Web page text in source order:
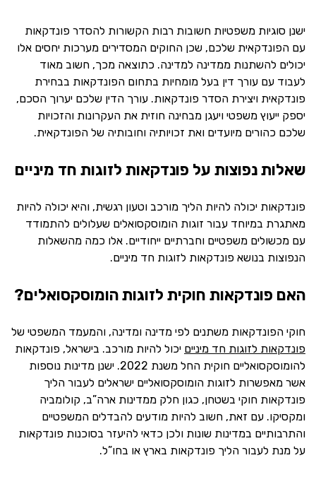
ישנן סוגיות משפטיות חשובות רבות הקשורות להסדר פונדקאות
עם הפונדקאית שלכם, שכן החוקים המסדירים מערכות יחסים אלו
יכולים להשתנות ממדינה למדינה. כתוצאה מכך, חשוב מאוד
לעבוד עם עורך דין בעל מומחיות בתחום הפונדקאות בבחירת
פונדקאית ויצירת הסדר פונדקאות. עורך הדין שלכם יערוך הסכם,
יספק ייעוץ משפטי ויעגן מבחינה חוזית את העקרונות והזכויות
שלכם כהורים מיועדים ואת זכויותיה וחובותיה של הפונדקאית.
שאלות נפוצות על פונדקאות לזוגות חד מיניים
פונדקאות יכולה להיות הליך מורכב וטעון רגשית, והיא יכולה להיות
מאתגרת במיוחד עבור זוגות הומוסקסואלים שעלולים להתמודד
עם מכשולים משפטיים וחברתיים ייחודיים. אלו כמה מהשאלות
הנפוצות בנושא פונדקאות לזוגות חד מיניים.
האם פונדקאות חוקית לזוגות הומוסקסואלים?
חוקי הפונדקאות משתנים לפי מדינה ומדינה, והמעמד המשפטי של
פונדקאות לזוגות חד מיניים יכול להיות מורכב. בישראל, פונדקאות
להומוסקסואליים חוקית החל משנת 2022. ישנן מדינות נוספות
אשר מאפשרות לזוגות הומוסקסואליים ישראלים לעבור הליך
פונדקאות חוקי בשטחן, כגון חלק ממדינות ארה”ב, קולומביה
ומקסיקו. עם זאת, חשוב להיות מודעים להבדלים המשפטיים
והתרבותיים במדינות שונות ולכן כדאי להיעזר בסוכנות פונדקאות
על מנת לעבור הליך פונדקאות בארץ או בחו”ל.